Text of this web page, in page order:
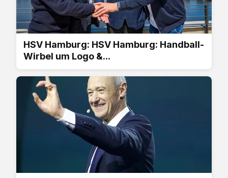
HSV Hamburg: HSV Hamburg: Handball-
Wirbel um Logo &...